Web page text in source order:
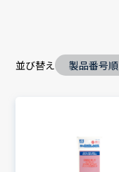
並び替え 製品番号順